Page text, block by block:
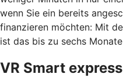
wenn Sie ein bereits
finanzieren möchten: Mit
ist das bis zu sechs
VR Smart